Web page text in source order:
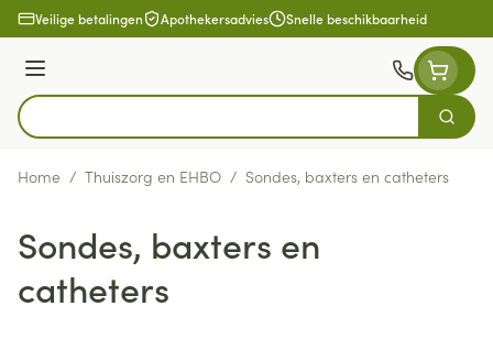
Ga naar de inhoud
Veilige betalingen Apothekersadvies Snelle beschikbaarheid
Menu
Product, merk, categorie...
Zoek
Home / Thuiszorg en EHBO / Sondes, baxters en catheters
Sondes, baxters en
catheters